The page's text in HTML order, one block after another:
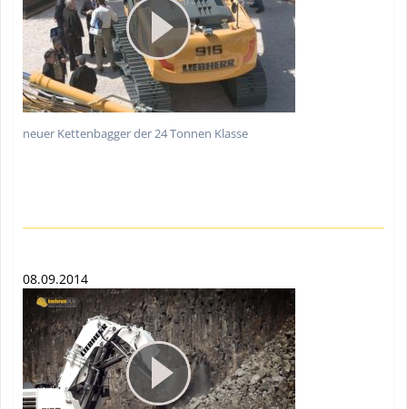
neuer Kettenbagger der 24 Tonnen Klasse
08.09.2014